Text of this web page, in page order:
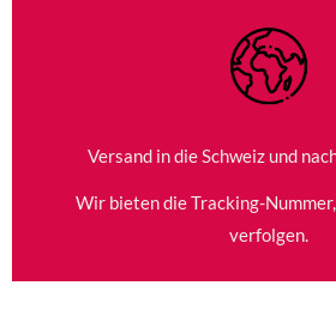
Versand in die Schweiz und
Wir bieten die Tracking-
verfolgen.